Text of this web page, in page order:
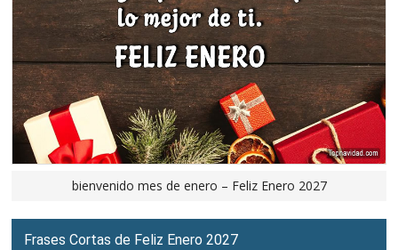
bienvenido mes de enero – Feliz Enero 2027
Frases Cortas de Feliz Enero 2027